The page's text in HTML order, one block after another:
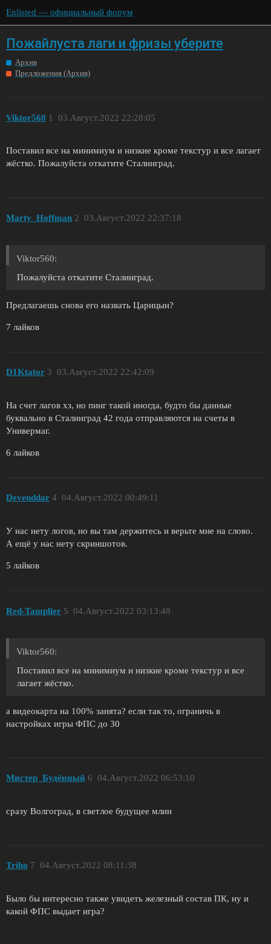
Enlisted — официальный форум
Пожайлуста лаги и фризы уберите
Архив
Предложения (Архив)
Viktor560 03.Август.2022 22:28:05
1
Поставил все на минимиум и низкие кроме текстур и все лагает
жёстко. Пожалуйста откатите Сталинград.
Marty_Hoffman 03.Август.2022 22:37:18
2
Viktor560:
Пожалуйста откатите Сталинград.
Предлагаешь снова его назвать Царицын?
7 лайков
D1Ktator 03.Август.2022 22:42:09
3
На счет лагов хз, но пинг такой иногда, будто бы данные
буквально в Сталинград 42 года отправляются на счеты в
Универмаг.
6 лайков
Devenddar 04.Август.2022 00:49:11
4
У нас нету логов, но вы там держитесь и верьте мне на слово.
А ещё у нас нету скриншотов.
5 лайков
Red-Tamplier 04.Август.2022 03:13:48
5
Viktor560:
Поставил все на минимиум и низкие кроме текстур и все
лагает жёстко.
а видеокарта на 100% занята? если так то, ограничь в
настройках игры ФПС до 30
Мистер_Будённый 04.Август.2022 06:53:10
6
сразу Волгоград, в светлое будущее млин
Triho 04.Август.2022 08:11:38
7
Было бы интересно также увидеть железный состав ПК, ну и
какой ФПС выдает игра?